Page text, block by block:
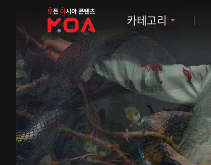
MOA
카테고리